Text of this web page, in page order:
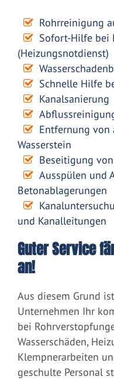
Rohrreinigung
Sofort-Hilfe bei
(Heizungsnotdienst)
Schnelle Hilfe
Kanalsanierung
Entfernung von
Wasserstein
Beseitigung
Ausspülen und
Betonablagerungen
und Kanalleitungen
Guter Service
an!
Aus diesem Grund
Unternehmen Ihr
bei
Wasserschäden,
Klempnerarbeiten
geschulte Personal